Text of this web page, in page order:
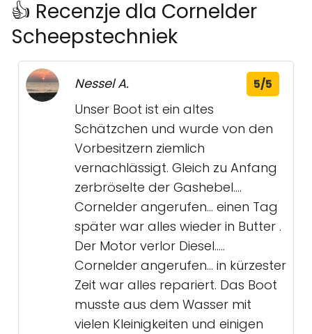
👍 Recenzje dla Cornelder
Scheepstechniek
Nessel A. 5/5
Unser Boot ist ein altes
Schätzchen und wurde von den
Vorbesitzern ziemlich
vernachlässigt. Gleich zu Anfang
zerbröselte der Gashebel….
Cornelder angerufen… einen Tag
später war alles wieder in Butter .
Der Motor verlor Diesel…..
Cornelder angerufen… in kürzester
Zeit war alles repariert. Das Boot
musste aus dem Wasser mit
vielen Kleinigkeiten und einigen